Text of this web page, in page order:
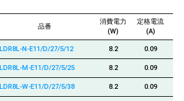
品番
消費電力
(W)
定格電流
(A)
LDR8L-N-E11/D/27/5/12 8.2 0.09
LDR8L-M-E11/D/27/5/25 8.2 0.09
LDR8L-W-E11/D/27/5/38 8.2 0.09